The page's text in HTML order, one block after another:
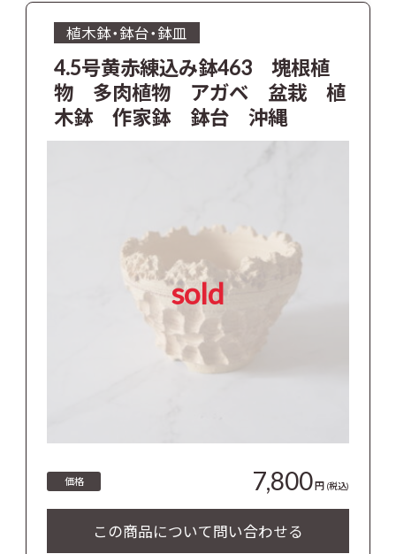
植木鉢・鉢台・鉢皿
4.5号黄赤練込み鉢463 塊根植
物 多肉植物 アガベ 盆栽 植
木鉢 作家鉢 鉢台 沖縄
sold
価格 7,800円 (税込)